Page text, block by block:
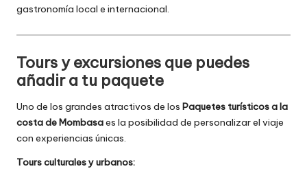
gastronomía local e internacional.
Tours y excursiones que puedes
añadir a tu paquete
Uno de los grandes atractivos de los Paquetes turísticos a la
costa de Mombasaes la posibilidad de personalizar el viaje
con experiencias únicas.
Tours culturales y urbanos: